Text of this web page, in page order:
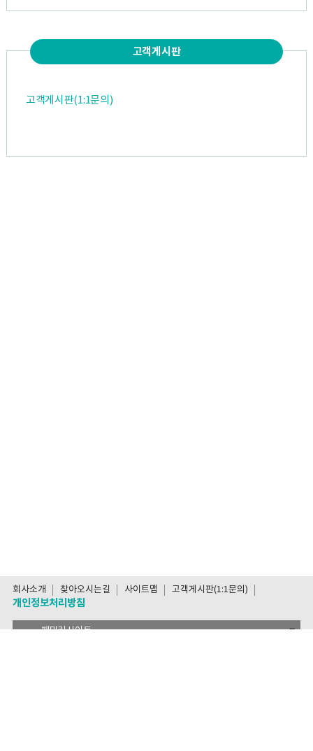
고객게시판
고객게시판(1:1문의)
회사소개 찾아오시는길 사이트맵 고객게시판(1:1문의)
개인정보처리방침